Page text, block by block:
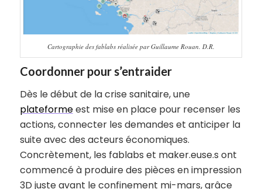
Cartographie des fablabs réalisée par Guillaume Rouan. D.R.
Coordonner pour s’entraider
Dès le début de la crise sanitaire, une
plateformeest mise en place pour recenser les
actions, connecter les demandes et anticiper la
suite avec des acteurs économiques.
Concrètement, les fablabs et maker.euse.s ont
commencé à produire des pièces en impression
3D juste avant le confinement mi-mars, grâce